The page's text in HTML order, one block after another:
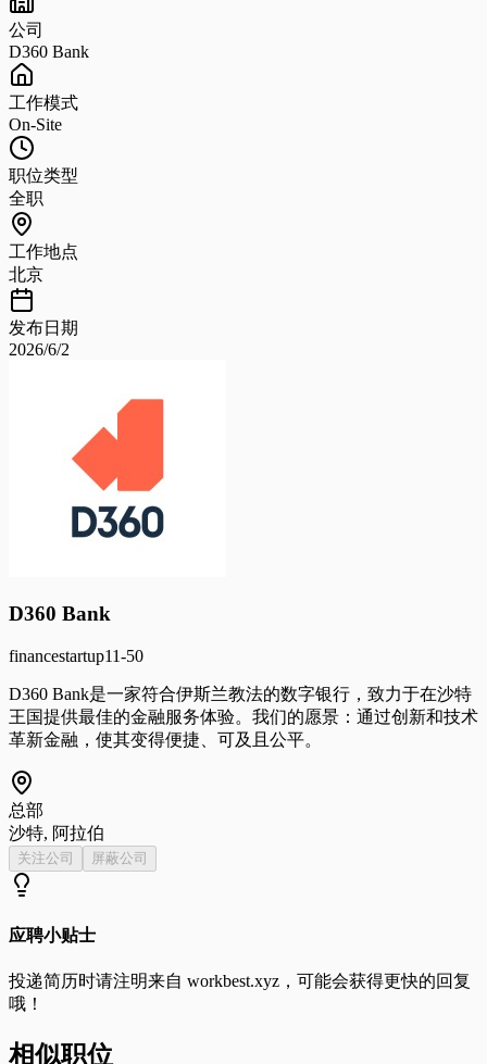
公司
D360 Bank
工作模式
On-Site
职位类型
全职
工作地点
北京
发布日期
2026/6/2
D360 Bank
financestartup11-50
D360 Bank是一家符合伊斯兰教法的数字银行，致力于在沙特
王国提供最佳的金融服务体验。我们的愿景：通过创新和技术
革新金融，使其变得便捷、可及且公平。
总部
沙特, 阿拉伯
关注公司 屏蔽公司
应聘小贴士
投递简历时请注明来自 workbest.xyz ，可能会获得更快的回复
哦！
相似职位